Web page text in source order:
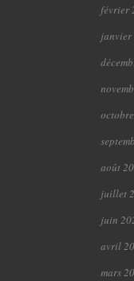
février
janvier
août
juillet
juin
avril
mars